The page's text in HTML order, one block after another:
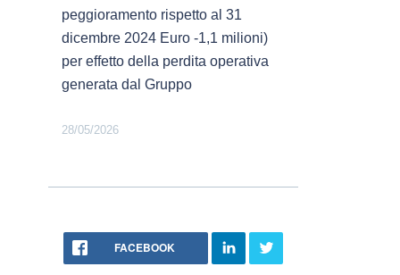
peggioramento rispetto al 31
dicembre 2024 Euro -1,1 milioni)
per effetto della perdita operativa
generata dal Gruppo
28/05/2026
FACEBOOK